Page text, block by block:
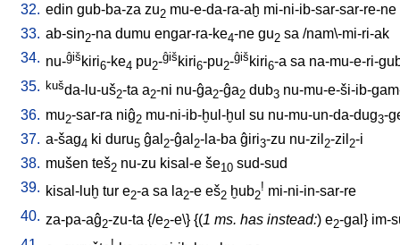
32. edin gub-ba-za zu2 mu-e-da-ra-aḫ mi-ni-ib-sar-sar-re-ne
33. ab-sin2-na dumu engar-ra-ke4-ne gu2 sa /nam\-mi-ri-ak
34. nu-ĝiš kiri6-ke4 pu2-ĝiš kiri6-pu2-ĝiš kiri6-a sa na-mu-e-ri-
35. kušda-lu-uš2-ta a2-ni nu-ĝa2-ĝa2 dub3 nu-mu-e-ši-ib-
36. mu2-sar-ra niĝ2 mu-ni-ib-ḫul-ḫul su nu-mu-un-da-dug3-
37. a-šag4 ki duru5 ĝal 2-ĝal 2-la-ba ĝiri3-zu nu-zil 2-zil 2-i
38. mušen teš2 nu-zu kisal-e še10 sud-sud
39. kisal-luḫ tur e2-a sa la2-e eš2 ḫub2
! mi-ni-in-sar-re
40. za-pa-aĝ2-zu-ta {/e2-e\} {(1 ms. has instead:) e2-gal } im-